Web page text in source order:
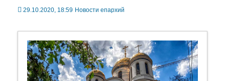
29.10.2020, 18:59 Новости епархий